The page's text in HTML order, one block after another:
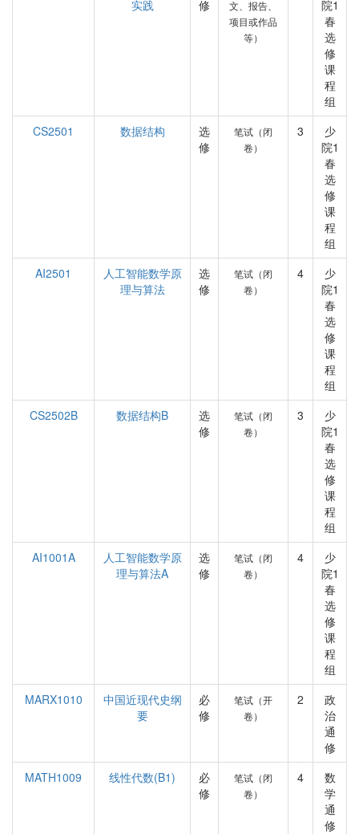
实践 修
文、报告、
项目或作品
等）
院1
春
选
修
课
程
组
CS2501
数据结构
选
修
笔试（闭
卷）
3
少
院1
春
选
修
课
程
组
AI2501
人工智能数学原
理与算法
选
修
笔试（闭
卷）
4
少
院1
春
选
修
课
程
组
CS2502B
数据结构B
选
修
笔试（闭
卷）
3
少
院1
春
选
修
课
程
组
AI1001A
人工智能数学原
理与算法A
选
修
笔试（闭
卷）
4
少
院1
春
选
修
课
程
组
MARX1010
中国近现代史纲
要
必
修
笔试（开
卷）
2
政
治
通
修
MATH1009
线性代数(B1)
必
修
笔试（闭
卷）
4
数
学
通
修